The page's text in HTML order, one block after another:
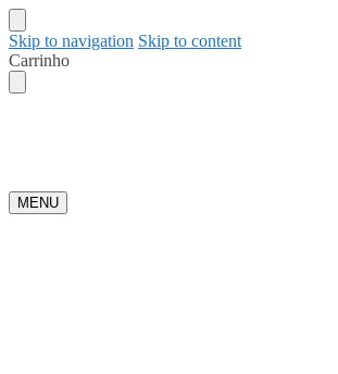
Skip to navigation Skip to content
Carrinho
MENU